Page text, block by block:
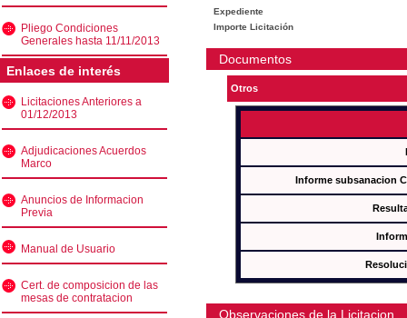
Pliego Condiciones
Generales hasta 11/11/2013
Enlaces de interés
Licitaciones Anteriores a
01/12/2013
Adjudicaciones Acuerdos
Marco
Anuncios de Informacion
Previa
Manual de Usuario
Cert. de composicion de las
mesas de contratacion
Expediente
Importe Licitación
Documentos
Otros
Informe subsanacion
Observaciones de la Licitacion